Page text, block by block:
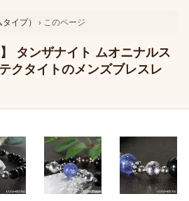
イプ） › このページ
タンザナイト ムオニナルス
クタイトのメンズブレスレ
1 / 8